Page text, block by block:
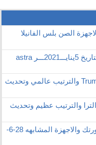
الصن بلس الفانيلا
ملف استرا بعد التعديل لجميع الترددات بتاريخ 5ينايـــ2021ـــر astra
الاحدث ملف قنوات جهاز Truman 1100 PVR والترتيب عالمي وتحديث
هوه الجديد ملف قنوات ستار سات 550 الترا والترتيب عظيم وتحديث
سوفت وقنوات وتحديث لك الترددات لفورتك والاجهزة المشابهه 28-6-